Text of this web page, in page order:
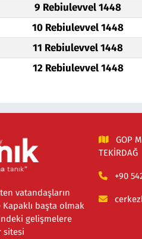
9 Rebiulevvel 1448
10 Rebiulevvel 1448
11 Rebiulevvel 1448
12 Rebiulevvel 1448
vatandaşların
Kapaklı başta olmak
gelişmelere
sitesi
GOP
TEKİRDAĞ
+90